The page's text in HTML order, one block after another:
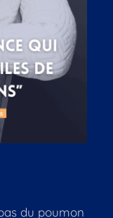
du poumon